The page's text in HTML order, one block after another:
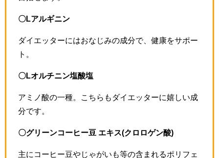
〇Lアルギニン
ダイエッターにはおなじみの成分で、健康をサポー
ト。
〇Lオルチニン塩酸塩
アミノ酸の一種。こちらもダイエッターに嬉しい成
分です。
〇グリーンコーヒー豆 エキス(クロロゲン酸)
主にコーヒー豆やじゃがいも等の含まれるポリフェ